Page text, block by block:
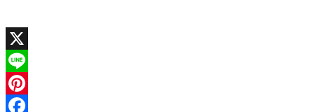
X
Line
Pinterest